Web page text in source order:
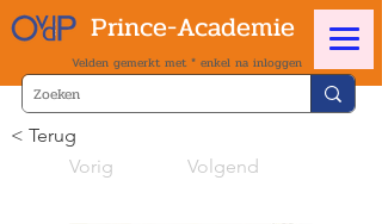
Prince-Academie
Velden gemerkt met * enkel na inloggen
< Terug
Vorig
Volgend